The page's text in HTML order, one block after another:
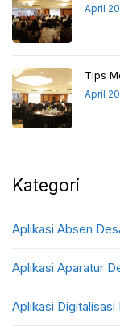
April
Tips
April
Kategori
Aplikasi Absen
Aplikasi Aparatur
Aplikasi Digitalisasi